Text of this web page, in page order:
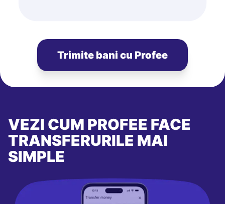
Trimite bani cu Profee
VEZI CUM PROFEE FACE
TRANSFERURILE MAI
SIMPLE